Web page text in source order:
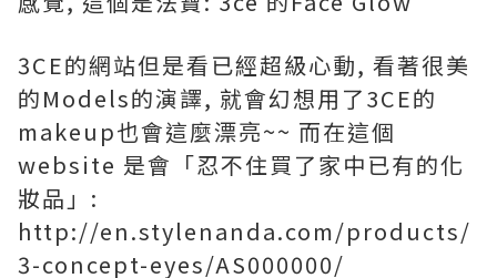
3CE的網站但是看已經超級心動, 看著很美
的Models的演譯, 就會幻想用了3CE的
makeup也會這麼漂亮~~ 而在這個
website 是會「忍不住買了家中已有的化
妝品」:
http://en.stylenanda.com/products/
3-concept-eyes/AS000000/